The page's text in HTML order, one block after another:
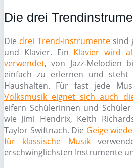
Die drei
Die drei Trend-Instrumentesind
und Klavier. Ein Klavier wird
verwendet, von Jazz-Melodien
einfach zu erlernen und steht
Haushalten. Für fast jede
Volksmusik eignet sich auch
eifern Schülerinnen und
wie Jimi Hendrix, Keith
Taylor Swiftnach. Die Geige
für klassische Musik
erschwinglichsten Instrumente